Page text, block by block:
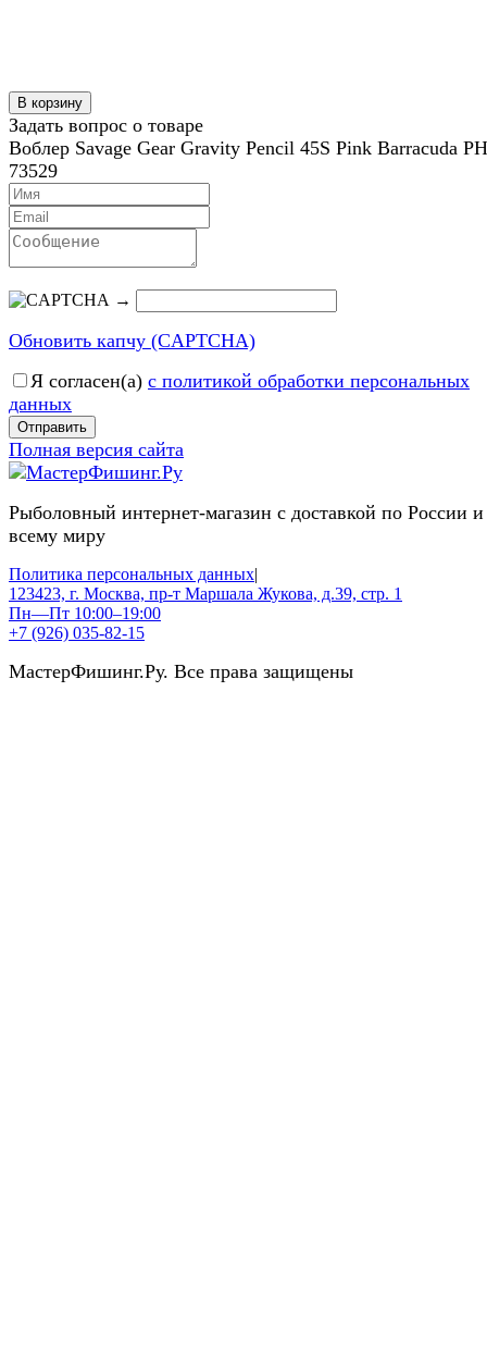
В корзину
Задать вопрос о товаре
Воблер Savage Gear Gravity Pencil 45S Pink Barracuda
73529
→
Обновить капчу (CAPTCHA)
Я согласен(a) с политикой обработки персональных
данных
Отправить
Полная версия сайта
Рыболовный интернет-магазин с доставкой по России и
всему миру
Политика персональных данных|
123423, г. Москва, пр-т Маршала Жукова, д.39, стр. 1
Пн—Пт 10:00–19:00
+7 (926) 035-82-15
МастерФишинг.Ру. Все права защищены